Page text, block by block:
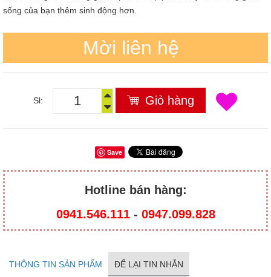
sống của bạn thêm sinh động hơn.
Mời liên hệ
Sl: Giỏ hàng
Save
Hotline bán hàng:
0941.546.111- 0947.099.828​
THÔNG TIN SẢN PHẨM ĐỂ LẠI TIN NHẮN